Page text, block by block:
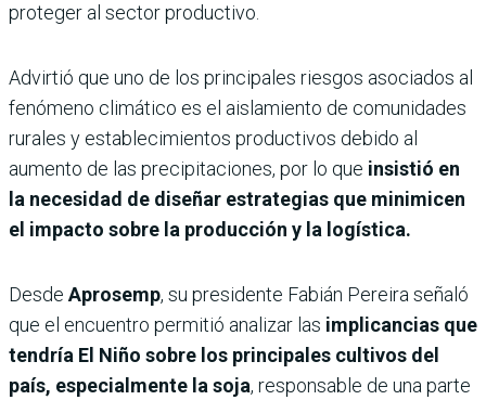
proteger al sector productivo.
Advirtió que uno de los principales riesgos asociados al
fenómeno climático es el aislamiento de comunidades
rurales y establecimientos productivos debido al
aumento de las precipitaciones, por lo que insistió en
la necesidad de diseñar estrategias que minimicen
el impacto sobre la producción y la logística.
Desde Aprosemp, su presidente Fabián Pereira señaló
que el encuentro permitió analizar las implicancias que
tendría El Niño sobre los principales cultivos del
país, especialmente la soja, responsable de una parte